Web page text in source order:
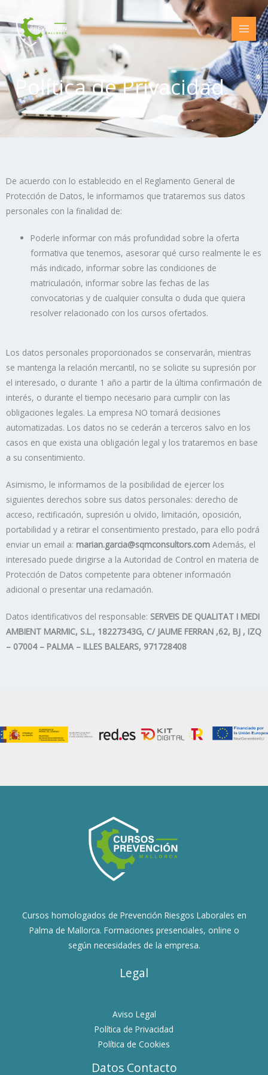
al
contenido
Política de Privacidad
De acuerdo con lo establecido en el Reglamento General de
Protección de Datos, le informamos que trataremos sus datos
personales con la finalidad de:
Poderle informar con más profundidad sobre la oferta
formativa que tenemos, asesorar qué curso realmente le es
más indicado, informar sobre las condiciones de
matriculación, informar sobre las fechas de las
convocatorias y de cualquier consulta o duda que quiera
resolver relacionado con los cursos ofertados.
Los datos personales proporcionados se conservarán, mientras
se mantenga la relación mercantil, no se solicite su supresión por
el interesado, o durante 1 año a partir de la última confirmación de
interés, o durante el tiempo necesario para cumplir con las
obligaciones legales. La empresa NO tomará decisiones
automatizadas. Los datos no se cederán a terceros salvo en los
casos en que exista una obligación legal y los trataremos en base
a su consentimiento.
Asimismo, le informamos de la posibilidad de ejercer los
siguientes derechos sobre sus datos personales: derecho de
acceso, rectificación, supresión u olvido, limitación, oposición,
portabilidad y a retirar el consentimiento prestado, para ello podrá
enviar un email a: marian.garcia@sqmconsultors.com Además, el
interesado puede dirigirse a la Autoridad de Control en materia de
Protección de Datos competente para obtener información
adicional o presentar una reclamación.
Datos identificativos del responsable: SERVEIS DE QUALITAT I MEDI
AMBIENT MARMIC, S.L., 18227343G, C/ JAUME FERRAN ,62, BJ , IZQ
– 07004 – PALMA – ILLES BALEARS, 971728408
Cursos homologados de Prevención Riesgos Laborales en
Palma de Mallorca. Formaciones presenciales, online o
según necesidades de la empresa.
Legal
Aviso Legal
Política de Privacidad
Política de Cookies
Datos Contacto